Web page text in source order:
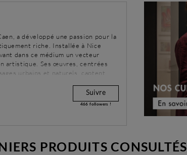
a développé une passion pour la
riche. Installée à Nice
dans ce médium un vecteur
artistique. Ses œuvres, centrées
urbains et naturels, captent
Suivre
466 followers !
PRODUITS CONSULTÉS